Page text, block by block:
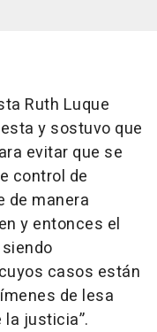
Ruth Luque
y sostuvo que
evitar que se
control de
de manera
y entonces el
casos están
de lesa
justicia”.